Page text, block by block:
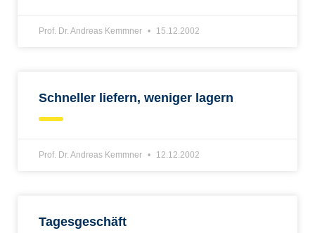
Prof. Dr. Andreas Kemmner 15.12.2002
Schneller liefern, weniger lagern
Prof. Dr. Andreas Kemmner 12.12.2002
Tagesgeschäft